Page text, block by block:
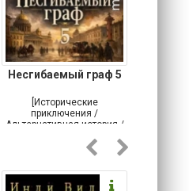
Несгибаемый граф 5
[Исторические
приключения /
Альтернативная история /